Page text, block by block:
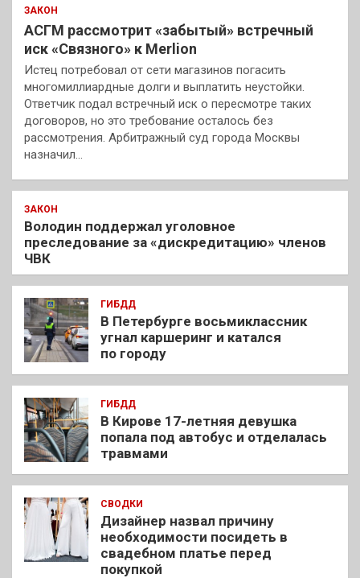
ЗАКОН
АСГМ рассмотрит «забытый» встречный
иск «Связного» к Merlion
Истец потребовал от сети магазинов погасить
многомиллиардные долги и выплатить неустойки.
Ответчик подал встречный иск о пересмотре таких
договоров, но это требование осталось без
рассмотрения. Арбитражный суд города Москвы
назначил…
ЗАКОН
Володин поддержал уголовное
преследование за «дискредитацию» членов
ЧВК
ГИБДД
В Петербурге восьмиклассник
угнал каршеринг и катался
по городу
ГИБДД
В Кирове 17-летняя девушка
попала под автобус и отделалась
травмами
СВОДКИ
Дизайнер назвал причину
необходимости посидеть в
свадебном платье перед
покупкой